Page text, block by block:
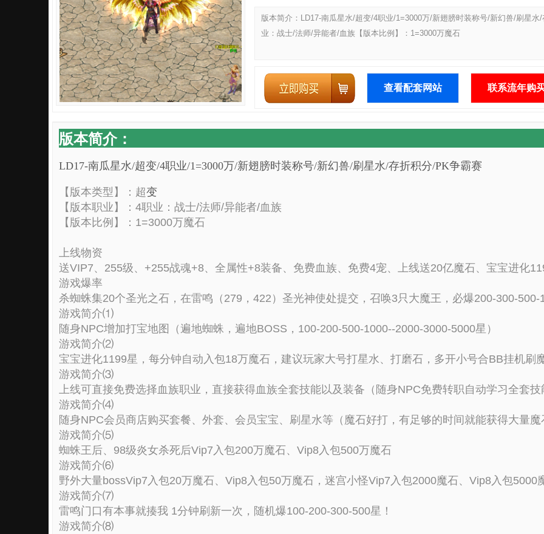
版本简介：LD17-南瓜星水/超变/4职业/1=3000万/新翅膀时装称号/新幻兽/刷星
业：战士/法师/异能者/血族【版本比例】：1=3000万魔石
查看配套网站 联系流年购
版本简介：
LD17-南瓜星水/超变/4职业/1=3000万/新翅膀时装称号/新幻兽/刷星水/存折积分/PK争霸赛
【版本类型】：超变
【版本职业】：4职业：战士/法师/异能者/血族
【版本比例】：1=3000万魔石
上线物资
送VIP7、255级、+255战魂+8、全属性+8装备、免费血族、免费4宠、上线送20亿魔石、宝宝进化
游戏爆率
杀蜘蛛集20个圣光之石，在雷鸣（279，422）圣光神使处提交，召唤3只大魔王，必爆200-300-500-
游戏简介⑴
随身NPC增加打宝地图（遍地蜘蛛，遍地BOSS，100-200-500-1000--2000-3000-5000星）
游戏简介⑵
宝宝进化1199星，每分钟自动入包18万魔石，建议玩家大号打星水、打磨石，多开小号合BB挂机刷
游戏简介⑶
上线可直接免费选择血族职业，直接获得血族全套技能以及装备（随身NPC免费转职自动学习全套技
游戏简介⑷
随身NPC会员商店购买套餐、外套、会员宝宝、刷星水等（魔石好打，有足够的时间就能获得大量魔
游戏简介⑸
蜘蛛王后、98级炎女杀死后Vip7入包200万魔石、Vip8入包500万魔石
游戏简介⑹
野外大量bossVip7入包20万魔石、Vip8入包50万魔石，迷宫小怪Vip7入包2000魔石、Vip8入包5000
游戏简介⑺
雷鸣门口有本事就揍我 1分钟刷新一次，随机爆100-200-300-500星！
游戏简介⑻